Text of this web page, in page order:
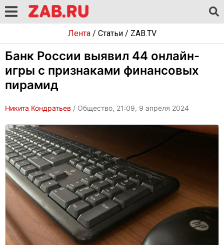
Лента/ Статьи/ ZAB.TV
Банк России выявил 44 онлайн-
игры с признаками финансовых
пирамид
Никита Кондратьев / Общество, 21:09, 9 апреля 2024